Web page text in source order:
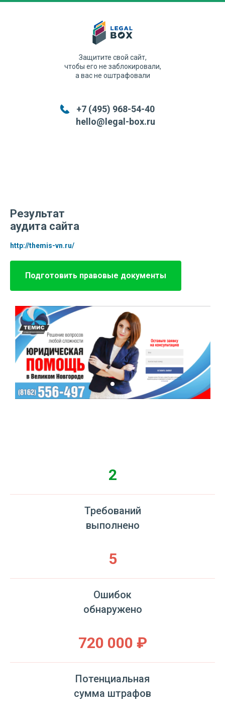
Защитите свой сайт,
чтобы его не заблокировали,
а вас не оштрафовали
+7 (495) 968-54-40
hello@legal-box.ru
Результат
аудита сайта
http://themis-vn.ru/
Подготовить правовые документы
2
Требований
выполнено
5
Ошибок
обнаружено
720 000 ₽
Потенциальная
сумма штрафов